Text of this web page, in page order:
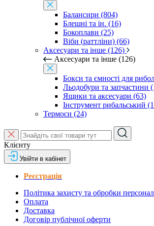
Балансири (804)
Блешні та ін. (16)
Бокоплави (25)
Віби (раттліни) (66)
Аксесуари та інше (126)
Аксесуари та інше (126)
Бокси та ємності для
Льодобури та запчастини
Ящики та аксесуари (63)
Інструмент рибальський
Термоси (24)
Клієнту
Увійти в кабінет
Реєстрація
Політика захисту та обробки
Оплата
Доставка
Договір публічної оферти